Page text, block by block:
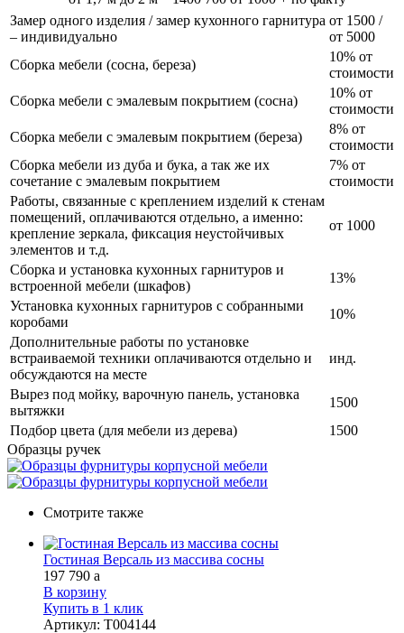
Замер одного изделия / замер кухонного гарнитура
– индивидуально
от 1500 /
от 5000
Сборка мебели (сосна, береза)
10% от
стоимости
Сборка мебели с эмалевым покрытием (сосна)
10% от
стоимости
Сборка мебели с эмалевым покрытием (береза)
8% от
стоимости
Сборка мебели из дуба и бука, а так же их
сочетание с эмалевым покрытием
7% от
стоимости
Работы, связанные с креплением изделий к стенам
помещений, оплачиваются отдельно, а именно:
крепление зеркала, фиксация неустойчивых
элементов и т.д.
от 1000
Сборка и установка кухонных гарнитуров и
встроенной мебели (шкафов)
13%
Установка кухонных гарнитуров с собранными
коробами
10%
Дополнительные работы по установке
встраиваемой техники оплачиваются отдельно и
обсуждаются на месте
инд.
Вырез под мойку, варочную панель, установка
вытяжки
1500
Подбор цвета (для мебели из дерева)
1500
Образцы ручек
Смотрите также
Гостиная Версаль из массива сосны
197 790 a
В корзину
Купить в 1 клик
Артикул: Т004144